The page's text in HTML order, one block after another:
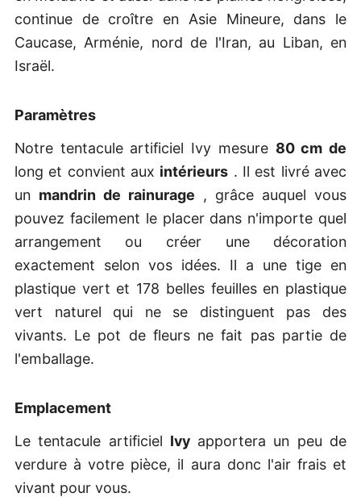
continue de croître en Asie Mineure, dans le
Caucase, Arménie, nord de l'Iran, au Liban, en
Israël.
Paramètres
Notre tentacule artificiel Ivy mesure 80 cm de
long et convient aux intérieurs . Il est livré avec
un mandrin de rainurage , grâce auquel vous
pouvez facilement le placer dans n'importe quel
arrangement ou créer une décoration
exactement selon vos idées. Il a une tige en
plastique vert et 178 belles feuilles en plastique
vert naturel qui ne se distinguent pas des
vivants. Le pot de fleurs ne fait pas partie de
l'emballage.
Emplacement
Le tentacule artificiel Ivyapportera un peu de
verdure à votre pièce, il aura donc l'air frais et
vivant pour vous.